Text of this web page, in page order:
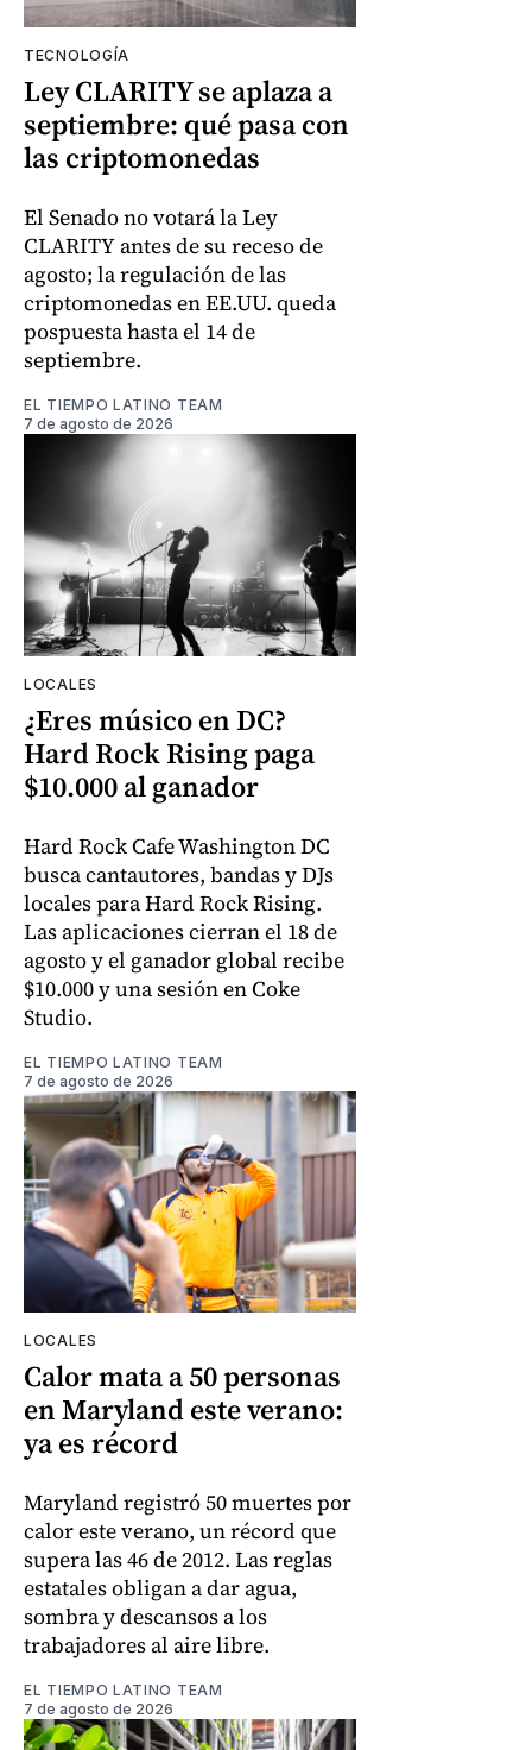
TECNOLOGÍA
Ley CLARITY se aplaza a
septiembre: qué pasa con
las criptomonedas
El Senado no votará la Ley
CLARITY antes de su receso de
agosto; la regulación de las
criptomonedas en EE.UU. queda
pospuesta hasta el 14 de
septiembre.
EL TIEMPO LATINO TEAM
7 de agosto de 2026
LOCALES
¿Eres músico en DC?
Hard Rock Rising paga
$10.000 al ganador
Hard Rock Cafe Washington DC
busca cantautores, bandas y DJs
locales para Hard Rock Rising.
Las aplicaciones cierran el 18 de
agosto y el ganador global recibe
$10.000 y una sesión en Coke
Studio.
EL TIEMPO LATINO TEAM
7 de agosto de 2026
LOCALES
Calor mata a 50 personas
en Maryland este verano:
ya es récord
Maryland registró 50 muertes por
calor este verano, un récord que
supera las 46 de 2012. Las reglas
estatales obligan a dar agua,
sombra y descansos a los
trabajadores al aire libre.
EL TIEMPO LATINO TEAM
7 de agosto de 2026